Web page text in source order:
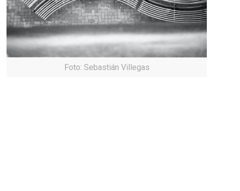
Foto: Sebastián Villegas